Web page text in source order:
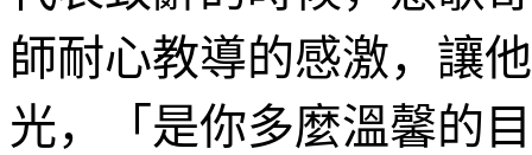
師耐心教導的感激，讓
光，「是你多麼溫馨的